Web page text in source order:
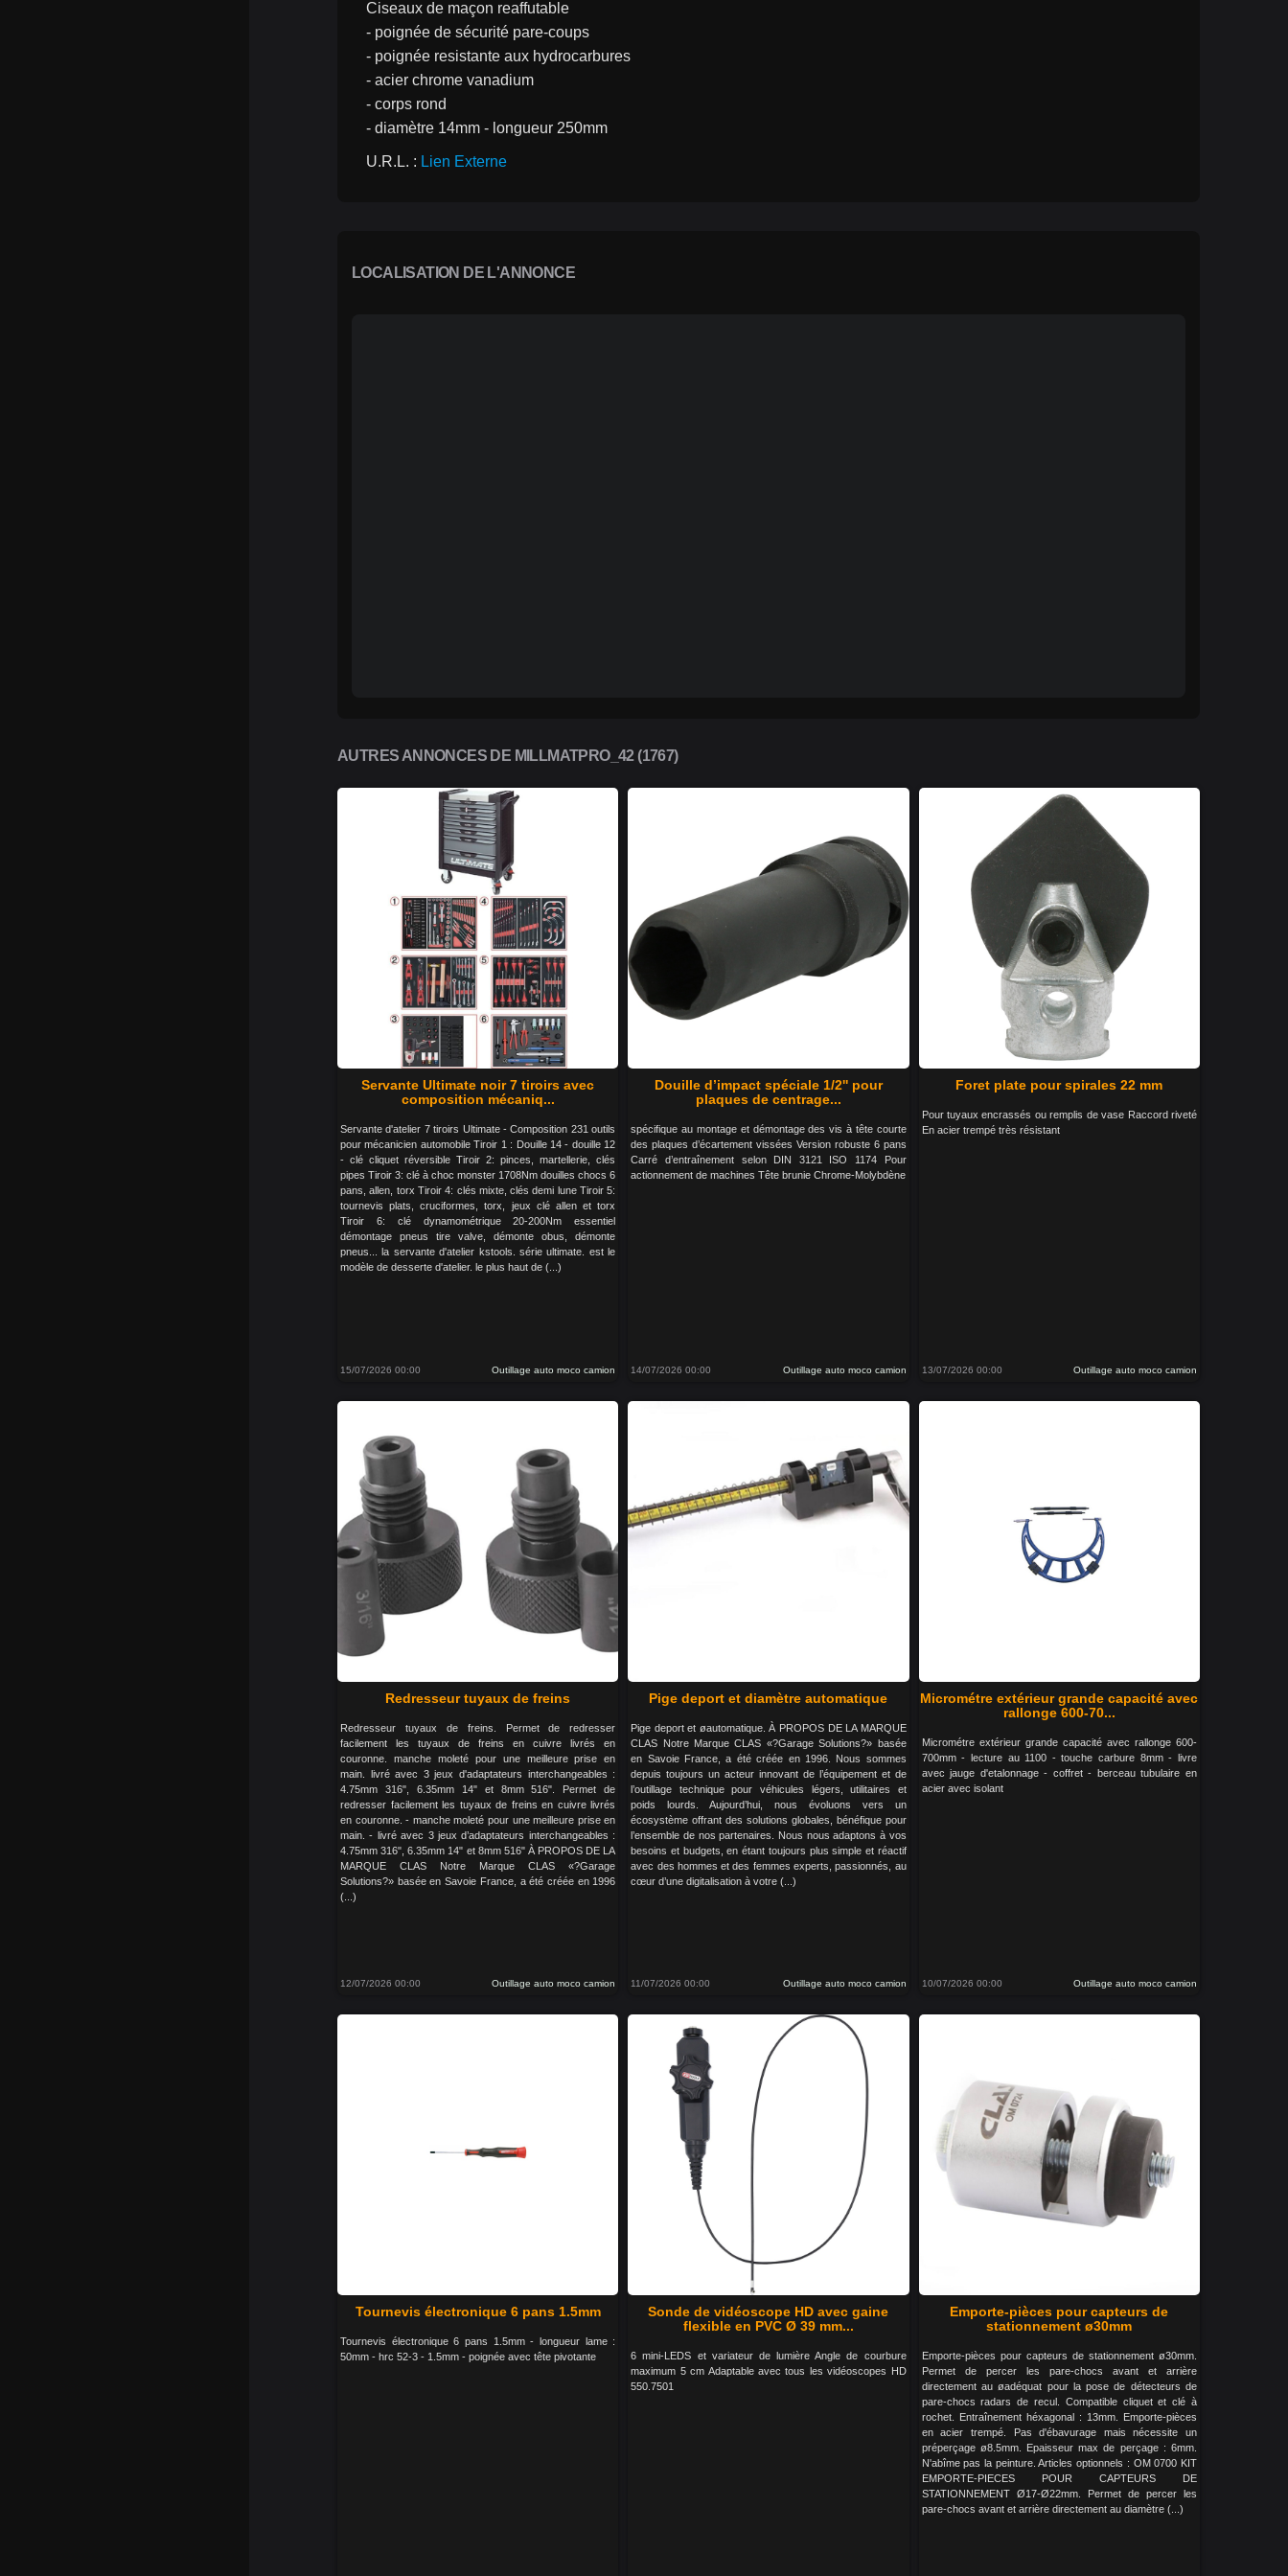
Ciseaux de maçon reaffutable
- poignée de sécurité pare-coups
- poignée resistante aux hydrocarbures
- acier chrome vanadium
- corps rond
- diamètre 14mm - longueur 250mm
U.R.L. : Lien Externe
LOCALISATION DE L'ANNONCE
AUTRES ANNONCES DE MILLMATPRO_42 (1767)
Servante Ultimate noir 7 tiroirs avec
composition mécaniq...
Servante d'atelier 7 tiroirs Ultimate - Composition 231 outils
pour mécanicien automobile Tiroir 1 : Douille 14 - douille 12
- clé cliquet réversible Tiroir 2: pinces, martellerie, clés
pipes Tiroir 3: clé à choc monster 1708Nm douilles chocs 6
pans, allen, torx Tiroir 4: clés mixte, clés demi lune Tiroir 5:
tournevis plats, cruciformes, torx, jeux clé allen et torx
Tiroir 6: clé dynamométrique 20-200Nm essentiel
démontage pneus tire valve, démonte obus, démonte
pneus... la servante d'atelier kstools. série ultimate. est le
modèle de desserte d'atelier. le plus haut de (...)
15/07/2026 00:00 Outillage auto moco camion
Douille d’impact spéciale 1/2'' pour
plaques de centrage...
spécifique au montage et démontage des vis à tête courte
des plaques d’écartement vissées Version robuste 6 pans
Carré d’entraînement selon DIN 3121 ISO 1174 Pour
actionnement de machines Tête brunie Chrome-Molybdène
14/07/2026 00:00 Outillage auto moco camion
Foret plate pour spirales 22 mm
Pour tuyaux encrassés ou remplis de vase Raccord riveté
En acier trempé très résistant
13/07/2026 00:00 Outillage auto moco camion
Redresseur tuyaux de freins
Redresseur tuyaux de freins. Permet de redresser
facilement les tuyaux de freins en cuivre livrés en
couronne. manche moleté pour une meilleure prise en
main. livré avec 3 jeux d'adaptateurs interchangeables :
4.75mm 316", 6.35mm 14" et 8mm 516". Permet de
redresser facilement les tuyaux de freins en cuivre livrés
en couronne. - manche moleté pour une meilleure prise en
main. - livré avec 3 jeux d’adaptateurs interchangeables :
4.75mm 316", 6.35mm 14" et 8mm 516" À PROPOS DE LA
MARQUE CLAS Notre Marque CLAS «?Garage
Solutions?» basée en Savoie France, a été créée en 1996
(...)
12/07/2026 00:00 Outillage auto moco camion
Pige deport et diamètre automatique
Pige deport et øautomatique. À PROPOS DE LA MARQUE
CLAS Notre Marque CLAS «?Garage Solutions?» basée
en Savoie France, a été créée en 1996. Nous sommes
depuis toujours un acteur innovant de l’équipement et de
l’outillage technique pour véhicules légers, utilitaires et
poids lourds. Aujourd’hui, nous évoluons vers un
écosystème offrant des solutions globales, bénéfique pour
l’ensemble de nos partenaires. Nous nous adaptons à vos
besoins et budgets, en étant toujours plus simple et réactif
avec des hommes et des femmes experts, passionnés, au
cœur d’une digitalisation à votre (...)
11/07/2026 00:00 Outillage auto moco camion
Micrométre extérieur grande capacité avec
rallonge 600-70...
Micrométre extérieur grande capacité avec rallonge 600-
700mm - lecture au 1100 - touche carbure 8mm - livre
avec jauge d'etalonnage - coffret - berceau tubulaire en
acier avec isolant
10/07/2026 00:00 Outillage auto moco camion
Tournevis électronique 6 pans 1.5mm
Tournevis électronique 6 pans 1.5mm - longueur lame :
50mm - hrc 52-3 - 1.5mm - poignée avec tête pivotante
Sonde de vidéoscope HD avec gaine
flexible en PVC Ø 39 mm...
6 mini-LEDS et variateur de lumière Angle de courbure
maximum 5 cm Adaptable avec tous les vidéoscopes HD
550.7501
Emporte-pièces pour capteurs de
stationnement ø30mm
Emporte-pièces pour capteurs de stationnement ø30mm.
Permet de percer les pare-chocs avant et arrière
directement au øadéquat pour la pose de détecteurs de
pare-chocs radars de recul. Compatible cliquet et clé à
rochet. Entraînement héxagonal : 13mm. Emporte-pièces
en acier trempé. Pas d'ébavurage mais nécessite un
préperçage ø8.5mm. Epaisseur max de perçage : 6mm.
N'abîme pas la peinture. Articles optionnels : OM 0700 KIT
EMPORTE-PIECES POUR CAPTEURS DE
STATIONNEMENT Ø17-Ø22mm. Permet de percer les
pare-chocs avant et arrière directement au diamètre (...)